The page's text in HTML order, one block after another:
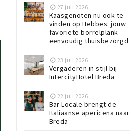
27 juli 2026
Kaasgenoten nu ook te
vinden op Hebbes: jouw
favoriete borrelplank
eenvoudig thuisbezorgd
23 juli 2026
Vergaderen in stijl bij
IntercityHotel Breda
22 juli 2026
Bar Locale brengt de
Italiaanse apericena naar
Breda